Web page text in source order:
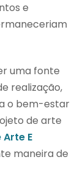
e
uma fonte
realização,
o bem-estar
de arte
E
maneira de